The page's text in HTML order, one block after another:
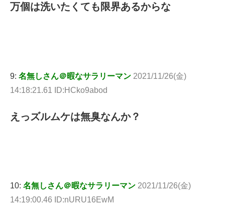
万個は洗いたくても限界あるからな
9: 名無しさん＠暇なサラリーマン 2021/11/26(金)
14:18:21.61 ID:HCko9abod
えっズルムケは無臭なんか？
10: 名無しさん＠暇なサラリーマン 2021/11/26(金)
14:19:00.46 ID:nURU16EwM